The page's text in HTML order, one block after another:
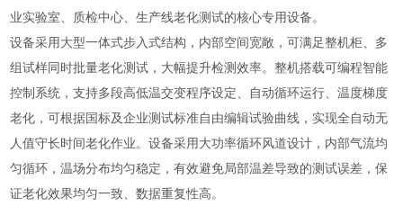
业实验室、质检中心、生产线老化测试的核心专用设备。
设备采用大型一体式步入式结构，内部空间宽敞，可满足整机柜、多
组试样同时批量老化测试，大幅提升检测效率。整机搭载可编程智能
控制系统，支持多段高低温交变程序设定、自动循环运行、温度梯度
老化，可根据国标及企业测试标准自由编辑试验曲线，实现全自动无
人值守长时间老化作业。设备采用大功率循环风道设计，内部气流均
匀循环，温场分布均匀稳定，有效避免局部温差导致的测试误差，保
证老化效果均匀一致、数据重复性高。